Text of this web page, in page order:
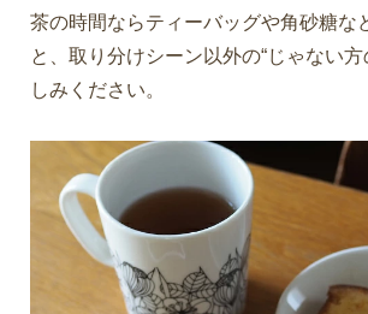
茶の時間ならティーバッグや角砂糖な
と、取り分けシーン以外の“じゃない方
しみください。